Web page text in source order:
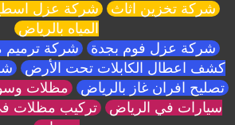
شركة تخزين اثاث شركة عزل
المياه بالرياض
شركة عزل فوم بجدة شركة ترميم
كشف اعطال الكابلات تحت الأرض
تصليح افران غاز بالرياض مظلات
سيارات في الرياض تركيب مظلات